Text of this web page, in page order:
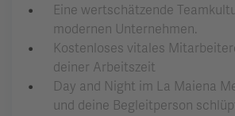
Eine wertschätzende
modernen Unternehmen.
Kostenloses vitales
deiner Arbeitszeit
Day and Night im La Maiena
und deine Begleitperson